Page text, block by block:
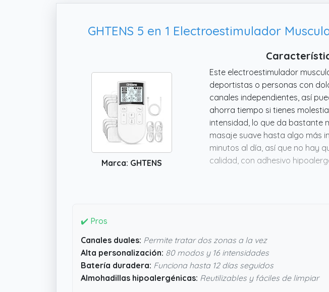
GHTENS 5 en 1 Electroestimulador
Marca: GHTENS
Este electroestimulador
deportistas o personas con
canales independientes, así
ahorra tiempo si tienes
intensidad, lo que da bastante
masaje suave hasta algo más
minutos al día, así que no hay
calidad, con adhesivo
facilitar la recuperación y el
✔️ Pros
Canales duales: Permite tratar dos zonas a la vez
Alta personalización: 80 modos y 16 intensidades
Batería duradera: Funciona hasta 12 días seguidos
Almohadillas hipoalergénicas: Reutilizables y fáciles de limpiar